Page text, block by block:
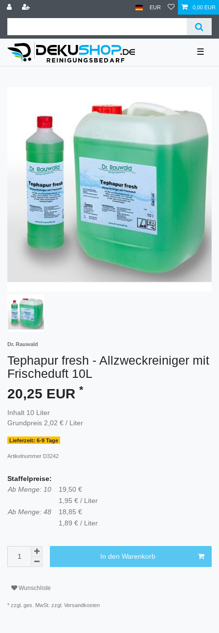
EUR 0,00 EUR
☰
Dr. Rauwald
Tephapur fresh - Allzweckreiniger mit
Frischeduft 10L
20,25 EUR *
Inhalt 10 Liter
Grundpreis 2,02 € / Liter
Lieferzeit: 6-9 Tage
Artikelnummer D3242
Staffelpreise:
Ab Menge: 10
19,50 €
1,95 € / Liter
Ab Menge: 48
18,85 €
1,89 € / Liter
In den Warenkorb
Wunschliste
* zzgl. ges. MwSt. zzgl. Versandkosten